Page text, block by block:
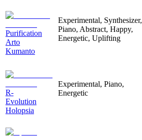
Purification
Arto
Kumanto
Experimental, Synthesizer,
Piano, Abstract, Happy,
Energetic, Uplifting
R-
Evolution
Holopsia
Experimental, Piano,
Energetic